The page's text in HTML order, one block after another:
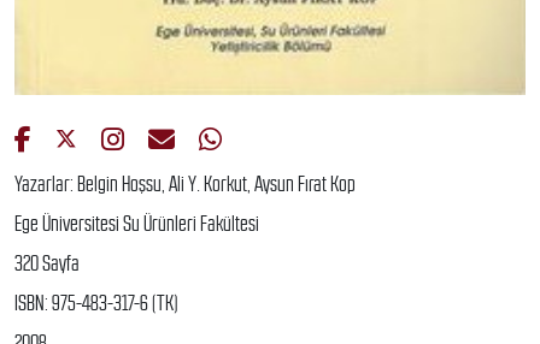
Yazarlar: Belgin Hoşsu, Ali Y. Korkut, Aysun Fırat Kop
Ege Üniversitesi Su Ürünleri Fakültesi
320 Sayfa
ISBN: 975-483-317-6 (TK)